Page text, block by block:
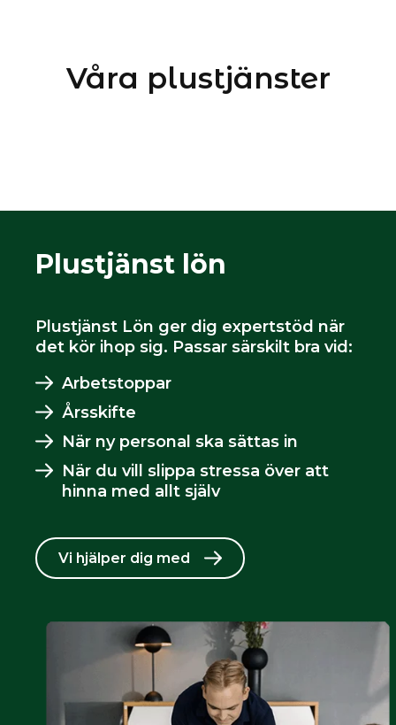
Våra plustjänster
Plustjänst lön
Plustjänst Lön ger dig expertstöd när
det kör ihop sig. Passar särskilt bra vid:
Arbetstoppar
Årsskifte
När ny personal ska sättas in
När du vill slippa stressa över att
hinna med allt själv
Vi hjälper dig med